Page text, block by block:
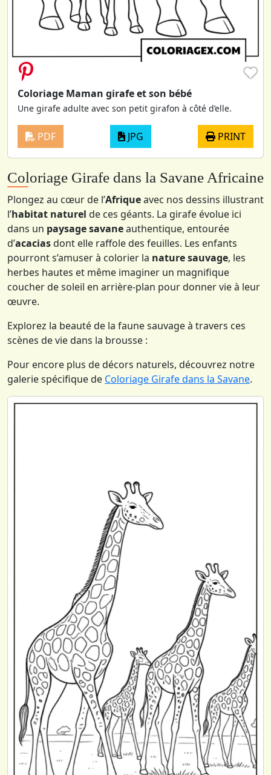
♥
Coloriage Maman girafe et son bébé
Une girafe adulte avec son petit girafon à côté d’elle.
PDF JPG PRINT
Coloriage Girafe dans la Savane Africaine
Plongez au cœur de l’Afriqueavec nos dessins illustrant
l’habitat naturel de ces géants. La girafe évolue ici
dans un paysage savaneauthentique, entourée
d’acaciasdont elle raffole des feuilles. Les enfants
pourront s’amuser à colorier la nature sauvage, les
herbes hautes et même imaginer un magnifique
coucher de soleil en arrière-plan pour donner vie à leur
œuvre.
Explorez la beauté de la faune sauvage à travers ces
scènes de vie dans la brousse :
Pour encore plus de décors naturels, découvrez notre
galerie spécifique de Coloriage Girafe dans la Savane.